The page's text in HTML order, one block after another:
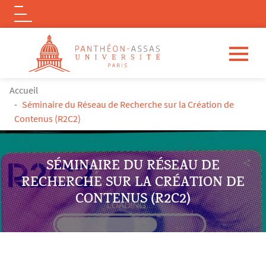
Aller au contenu principal
Logo
FIL D'ARIANE
Accueil
Séminaire du Réseau de Recherche sur la Création de
Contenus (R2C2)
SÉMINAIRE DU RÉSEAU DE
RECHERCHE SUR LA CRÉATION DE
CONTENUS (R2C2)